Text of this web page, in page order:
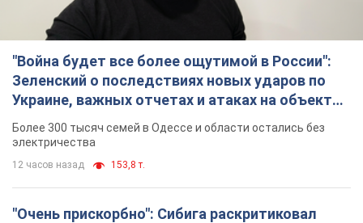
"Война будет все более ощутимой в России":
Зеленский о последствиях новых ударов по
Украине, важных отчетах и атаках на объекты
противника. Видео
Более 300 тысяч семей в Одессе и области остались без
электричества
12 часов назад 153,8 т.
"Очень прискорбно": Сибига раскритиковал